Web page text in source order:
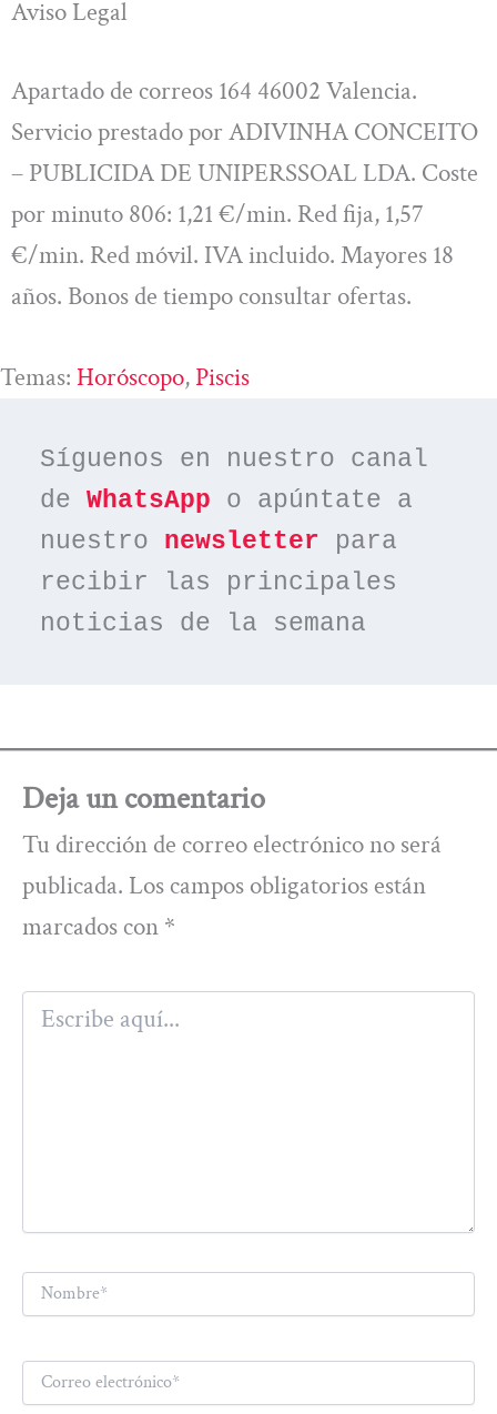
Aviso Legal
Apartado de correos 164 46002 Valencia.
Servicio prestado por ADIVINHA CONCEITO
– PUBLICIDA DE UNIPERSSOAL LDA. Coste
por minuto 806: 1,21 €/min. Red fija, 1,57
€/min. Red móvil. IVA incluido. Mayores 18
años. Bonos de tiempo consultar ofertas.
Temas: Horóscopo, Piscis
Síguenos en nuestro canal
de WhatsApp o apúntate a
nuestro newsletter para
recibir las principales
noticias de la semana
Deja un comentario
Tu dirección de correo electrónico no será
publicada. Los campos obligatorios están
marcados con *
aquí...
Nombre*
Correo
electrónico*